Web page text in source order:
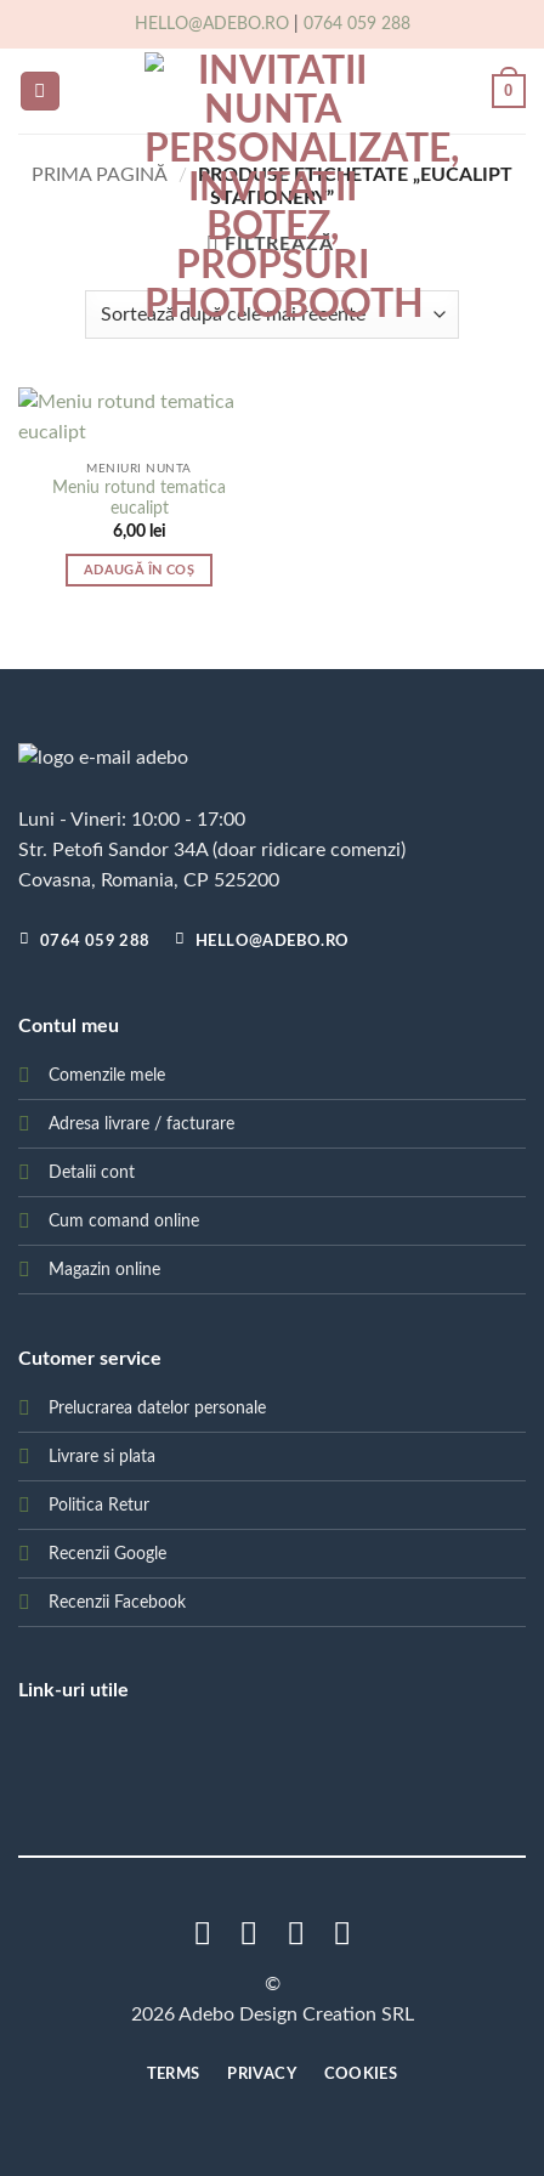
content
HELLO@ADEBO.RO| 0764 059 288
0
PRIMA PAGINĂ / PRODUSE ETICHETATE „EUCALIPT
STATIONERY”
FILTREAZĂ
MENIURI NUNTA
Meniu rotund tematica
eucalipt
6,00 lei
ADAUGĂ ÎN COȘ
Luni - Vineri: 10:00 - 17:00
Str. Petofi Sandor 34A (doar ridicare comenzi)
Covasna, Romania, CP 525200
0764 059 288 HELLO@ADEBO.RO
Contul meu
Comenzile mele
Adresa livrare / facturare
Detalii cont
Cum comand online
Magazin online
Cutomer service
Prelucrarea datelor personale
Livrare si plata
Politica Retur
Recenzii Google
Recenzii Facebook
Link-uri utile
©
2026 Adebo Design Creation SRL
TERMS PRIVACY COOKIES